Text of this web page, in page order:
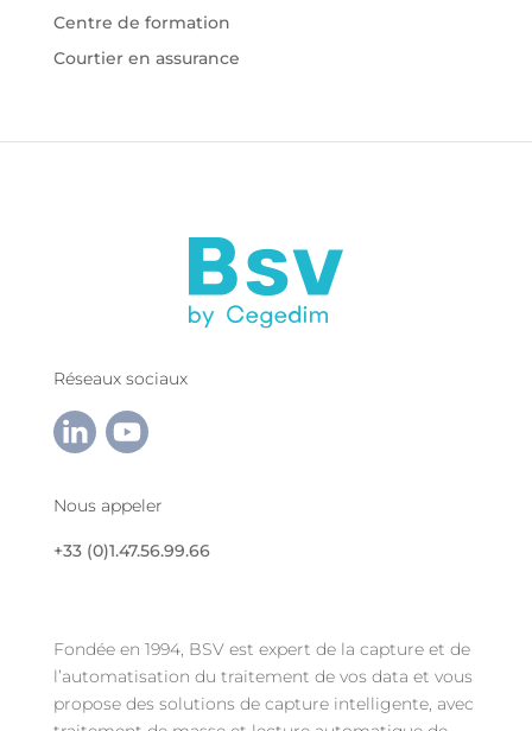
Centre de formation
Courtier en assurance
Réseaux sociaux
Nous appeler
+33 (0)1.47.56.99.66
Fondée en 1994, BSV est expert de la capture et de
l’automatisation du traitement de vos data et vous
propose des solutions de capture intelligente, avec